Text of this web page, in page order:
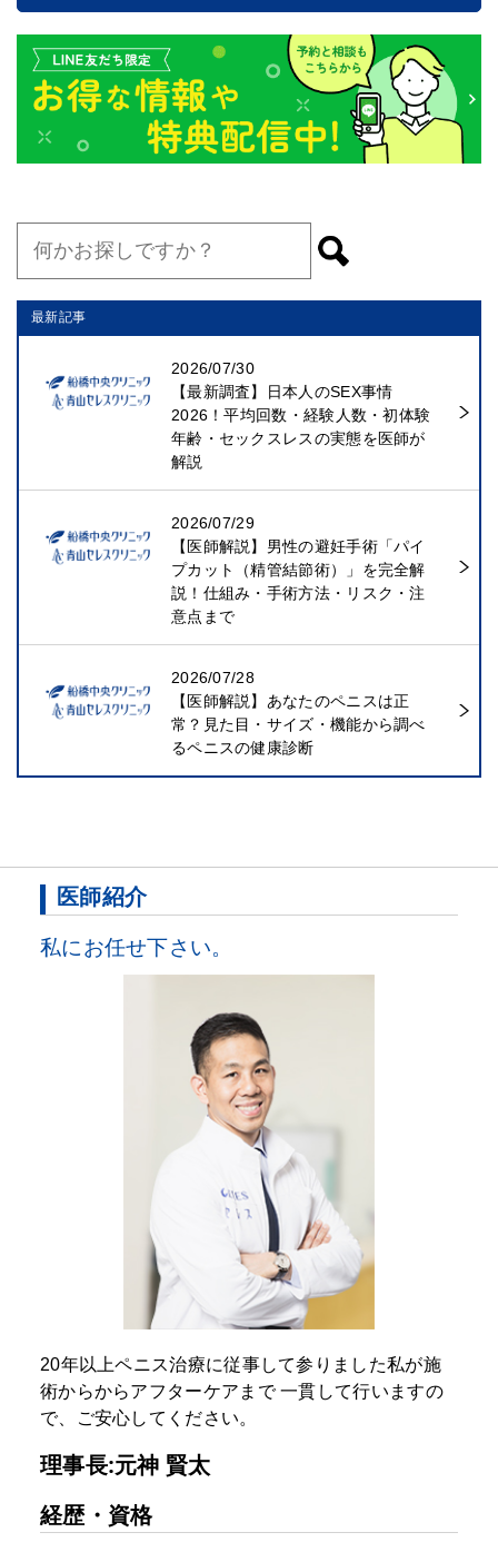
最新記事
2026/07/30
【最新調査】日本人のSEX事情
2026！平均回数・経験人数・初体験
年齢・セックスレスの実態を医師が
解説
2026/07/29
【医師解説】男性の避妊手術「パイ
プカット（精管結節術）」を完全解
説！仕組み・手術方法・リスク・注
意点まで
2026/07/28
【医師解説】あなたのペニスは正
常？見た目・サイズ・機能から調べ
るペニスの健康診断
医師紹介
私にお任せ下さい。
20年以上ペニス治療に従事して参りました私が施
術からからアフターケアまで一貫して行いますの
で、ご安心してください。
理事長:元神 賢太
経歴・資格